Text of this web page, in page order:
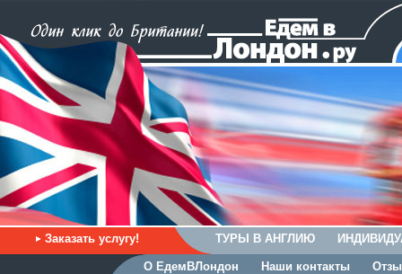
Заказать услугу! ТУРЫ В АНГЛИЮ
О ЕдемВЛондон Наши контакты